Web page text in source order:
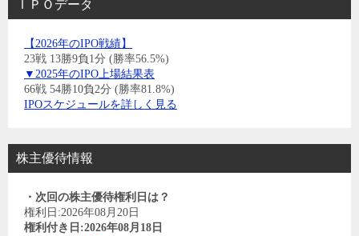
ＩＰＯデータ
【2026年のIPO戦績】
23戦 13勝9負1分 (勝率56.5%)
▼2025年のIPO上場結果表
66戦 54勝10負2分 (勝率81.8%)
IPOスケジュールを詳しく見る
株主優待情報
・次回の株主優待権利日は？
権利日:2026年08月20日
権利付き日:2026年08月18日